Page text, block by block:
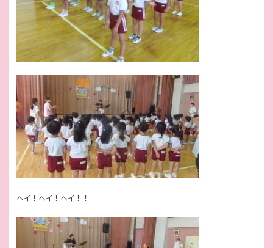
ヘイ！ヘイ！ヘイ！！